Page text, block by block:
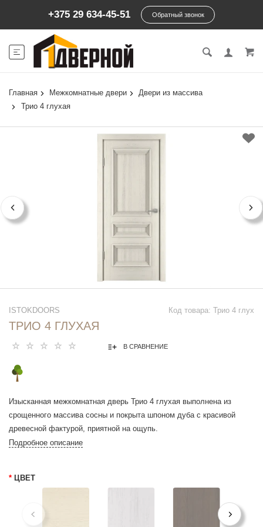
+375 29 634-45-51 Обратный звонок
Главная Межкомнатные двери
Двери из массива
Трио 4 глухая
Код товара: Трио 4 глух
ISTOKDOORS
ТРИО 4 ГЛУХАЯ
В СРАВНЕНИЕ
Изысканная межкомнатная дверь Трио 4 глухая выполнена из
срощенного массива сосны и покрыта шпоном дуба с красивой
древесной фактурой, приятной на ощупь.
Полотна с плоскими фрезеровками и профильными штапиками
отличными характеристиками, долгим сроком эксплуатации,
Дубовые штапики состовляют композицию рисунка. Основа из
массива сосны долгие годы не теряет своей формы, двери
Подробное описание
* ЦВЕТ